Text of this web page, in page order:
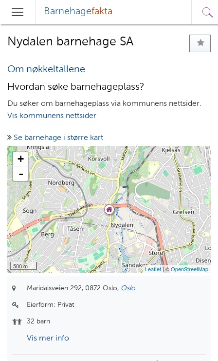
Hovedmeny
Barnehagefakta
Søk
Nydalen barnehage SA
Om nøkkeltallene
Hvordan søke barnehageplass?
Du søker om barnehageplass via kommunens nettsider.
Vis kommunens nettsider
Se barnehage i større kart
+
-
500 m Leaflet| ©OpenStreetMap
Maridalsveien 292, 0872 Oslo, Oslo
Eierform: Privat
32 barn
Vis mer info